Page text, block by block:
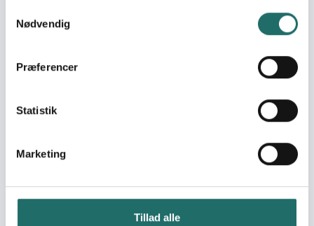
Nødvendig
Præferencer
Statistik
Marketing
Tillad alle
vulnerable, conflict
affected population in
Community Action for
Quality Alternative Care
Tanzania and Zanzibar
Community Action for
Quality Alternative Care
and Protection in